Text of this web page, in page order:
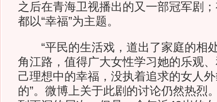
之后在青海卫视播出的又一部冠军剧
都以“幸福”为主题。
“平民的生活戏，道出了家庭的相
角江路，值得广大女性学习她的乐观
己理想中的幸福，没执着追求的女人
的”。微博上关于此剧的讨论仍然热烈